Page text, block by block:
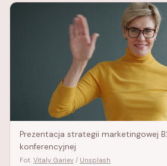
Prezentacja strategii marketingowej
konferencyjnej
Fot. Vitaly Gariev / Unsplash